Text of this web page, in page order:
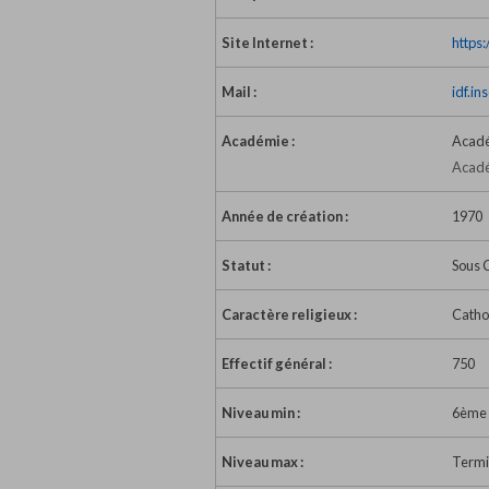
Site Internet :
Mail :
Académie :
Année de création : 1970
Statut : Sous
Caractère religieux :
Effectif général : 750
Niveau min : 6ème
Niveau max :